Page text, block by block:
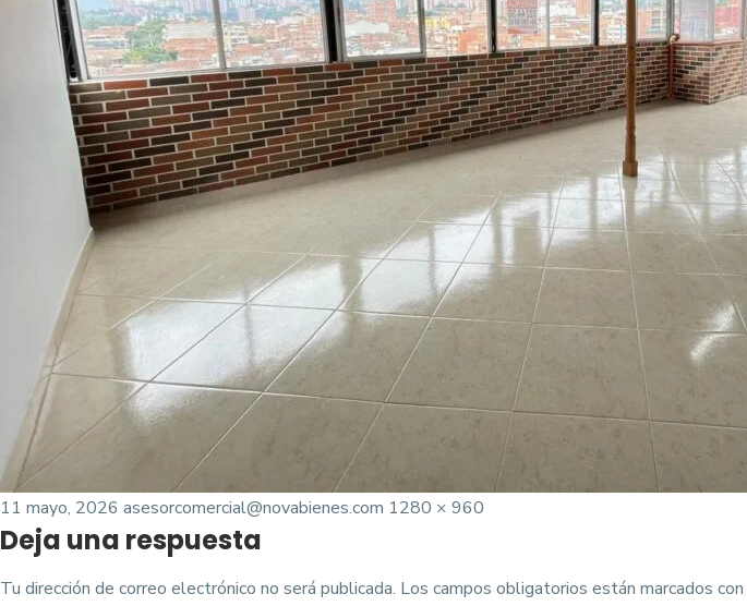
Posted
on
11 mayo, 2026 asesorcomercial@novabienes.com Tamaño
1280 × 960
Deja una respuesta
Tu dirección de correo electrónico no será publicada. Los campos obligatorios están marcados con